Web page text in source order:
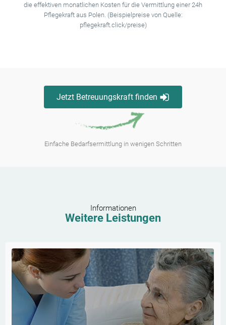
die effektiven monatlichen Kosten für die Vermittlung einer 24h
Pflegekraft aus Polen. (Beispielpreise von Quelle:
pflegekraft.click/preise)
Jetzt Betreuungskraft finden
Einfache Bedarfsermittlung in wenigen Schritten
Informationen
Weitere Leistungen